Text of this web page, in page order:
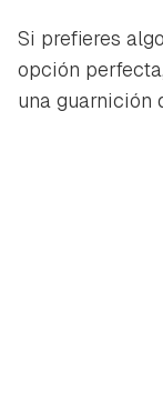
Si prefieres
opción
una guarnición